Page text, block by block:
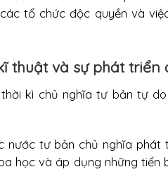
tổ chức độc quyền và
thuật và sự phát triển
kì chủ nghĩa tư bản tự
nước tư bản chủ nghĩa phát
học và áp dụng những